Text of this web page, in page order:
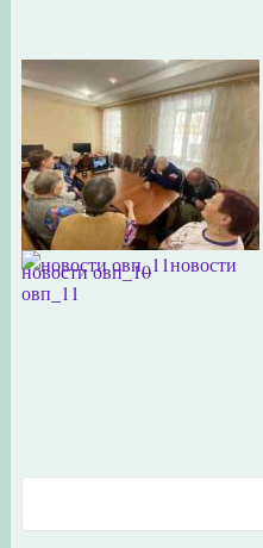
новости овп_10
новости
овп_11